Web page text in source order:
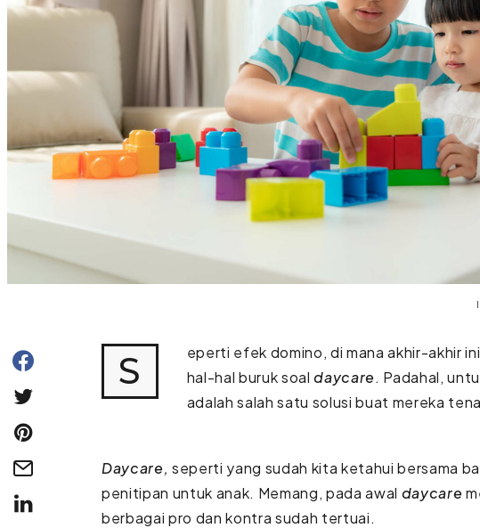
S
eperti efek domino, di mana akhir-akhir
hal-hal buruk soaldaycare. Padahal,
adalah salah satu solusi buat mereka
Daycare, seperti yang sudah kita ketahui bersama
penitipan untuk anak. Memang, pada awal daycare
berbagai pro dan kontra sudah tertuai.